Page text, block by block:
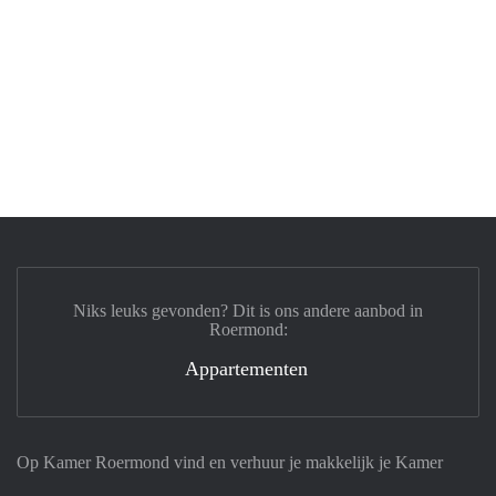
Op Kamer Roermond vind en verhuur je makkelijk je Kamer
Niks leuks gevonden? Dit is ons andere aanbod in
Roermond:
Appartementen